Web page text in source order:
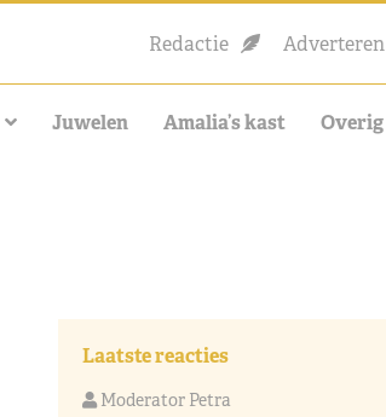
Redactie Adverteren
Juwelen Amalia’s kast Overig
Laatste reacties
Moderator Petra